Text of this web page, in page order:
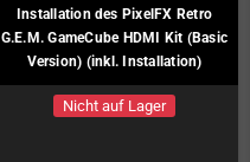
Installation des PixelFX Retro
G.E.M. GameCube HDMI Kit (Basic
Version) (inkl. Installation)
Nicht auf Lager